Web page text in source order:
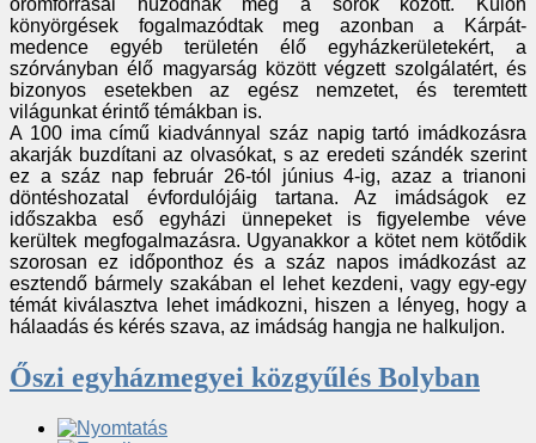
örömforrásai húzódnak meg a sorok között. Külön
könyörgések fogalmazódtak meg azonban a Kárpát-
medence egyéb területén élő egyházkerületekért, a
szórványban élő magyarság között végzett szolgálatért, és
bizonyos esetekben az egész nemzetet, és teremtett
világunkat érintő témákban is.
A 100 ima című kiadvánnyal száz napig tartó imádkozásra
akarják buzdítani az olvasókat, s az eredeti szándék szerint
ez a száz nap február 26-tól június 4-ig, azaz a trianoni
döntéshozatal évfordulójáig tartana. Az imádságok ez
időszakba eső egyházi ünnepeket is figyelembe véve
kerültek megfogalmazásra. Ugyanakkor a kötet nem kötődik
szorosan ez időponthoz és a száz napos imádkozást az
esztendő bármely szakában el lehet kezdeni, vagy egy-egy
témát kiválasztva lehet imádkozni, hiszen a lényeg, hogy a
hálaadás és kérés szava, az imádság hangja ne halkuljon.
Őszi egyházmegyei közgyűlés Bolyban